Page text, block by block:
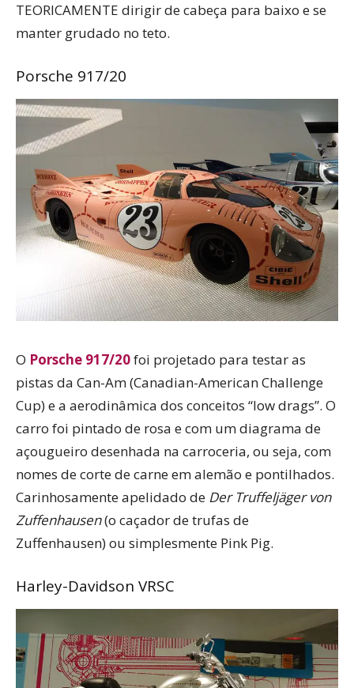
TEORICAMENTE dirigir de cabeça para baixo e se
manter grudado no teto.
Porsche 917/20
O Porsche 917/20foi projetado para testar as
pistas da Can-Am (Canadian-American Challenge
Cup) e a aerodinâmica dos conceitos “low drags”. O
carro foi pintado de rosa e com um diagrama de
açougueiro desenhada na carroceria, ou seja, com
nomes de corte de carne em alemão e pontilhados.
Carinhosamente apelidado de Der Truffeljäger von
Zuffenhausen(o caçador de trufas de
Zuffenhausen) ou simplesmente Pink Pig.
Harley-Davidson VRSC